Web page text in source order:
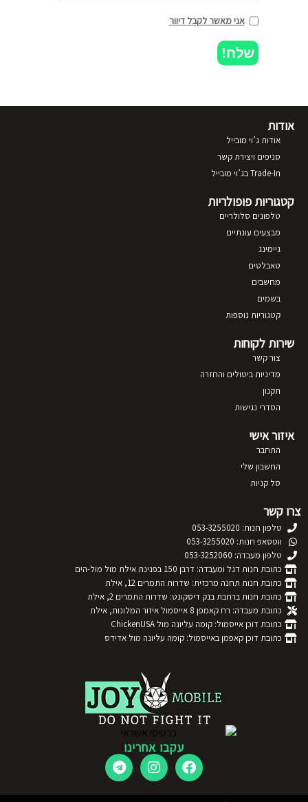
אני מאשר לקבל דיוור
שלח!
אודות
אודות ג’וי מובייל
סניפים ויצירת קשר
Trade-In בג’וי מובייל
קטגוריות פופולריות
טלפונים סלולריים
מבצעים עונתיים
גיימינג
טאבלטים
מחשבים
בשמים
קטגוריות נוספות
שירות לקוחות
צור קשר
מדיניות ביטולים והחזרה
תקנון
הסדרי נגישות
איזור אישי
התחבר
החשבון שלי
סל קניות
צרו קשר
טלפון חנות: 053-3255020
ווטסאפ חנות: 053-3255020
טלפון מעבדה: 053-3252060
כתובת חנות דגל ומעבדה: דרבן 150 בפנינת אילת מול מול-הים
כתובת חנות תחנה מרכזית: שדרות התמרים 12, אילת
כתובת חנות ברחבת בנק דיסקונט: שדרות התמרים 2, אילת
כתובת מעבדה: רח קאמפן 8 אייסמול איזור המלונות, אילת
כתובת דוכן אייסמול: קומה עליונה מול ChickenUSA
כתובת דוכן קאפמן באייסמול: קומה עליונה מול אדידס
עקבו אחרינו